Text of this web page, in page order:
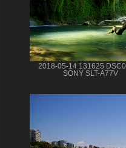
2018-05-14 131625
SONY SLT-A77V